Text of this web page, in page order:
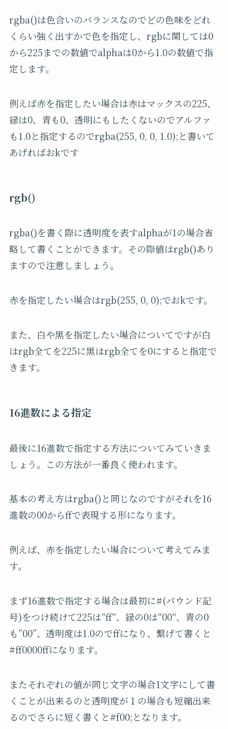
rgba()は色合いのバランスなのでどの色味をどれ
くらい強く出すかで色を指定し、rgbに関しては0
から225までの数値でalphaは0から1.0の数値で指
定します。
例えば赤を指定したい場合は赤はマックスの225、
緑は0、青も0、透明にもしたくないのでアルファ
も1.0と指定するのでrgba(255, 0, 0, 1.0);と書いて
あげればおkです
rgb()
rgba()を書く際に透明度を表すalphaが1の場合省
略して書くことができます。その際値はrgb()あり
ますので注意しましょう。
赤を指定したい場合はrgb(255, 0, 0);でおkです。
また、白や黒を指定したい場合についてですが白
はrgb全てを225に黒はrgb全てを0にすると指定で
きます。
16進数による指定
最後に16進数で指定する方法についてみていきま
しょう。この方法が一番良く使われます。
基本の考え方はrgba()と同じなのですがそれを16
進数の00からffで表現する形になります。
例えば、赤を指定したい場合について考えてみま
す。
まず16進数で指定する場合は最初に#(パウンド記
号)をつけ続けて225は“ff“、緑の0は“00“、青の0
も”00”、透明度は1.0のでffになり、繋げて書くと
#ff0000ffになります。
またそれぞれの値が同じ文字の場合1文字にして書
くことが出来るのと透明度が１の場合も短縮出来
るのでさらに短く書くと#f00;となります。